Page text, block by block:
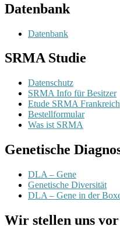
Datenbank
Datenbank
SRMA Studie
Datenschutz
SRMA Info für Besitzer
Etude SRMA Frankreich
Bestellformular
Was ist SRMA
Genetische
DLA – Gene
Genetische Diversität
DLA – Gene in der
Wir stellen uns vor